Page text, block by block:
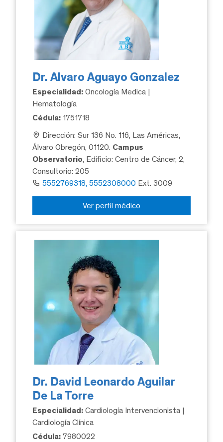
Dr. Alvaro Aguayo Gonzalez
Especialidad: Oncología Medica |
Hematología
Cédula: 1751718
Dirección: Sur 136 No. 116, Las Américas,
Álvaro Obregón, 01120. Campus
Observatorio, Edificio: Centro de Cáncer, 2,
Consultorio: 205
5552769318, 5552308000 Ext. 3009
Ver perfil médico
Dr. David Leonardo Aguilar
De La Torre
Especialidad: Cardiología Intervencionista |
Cardiología Clínica
Cédula: 7980022